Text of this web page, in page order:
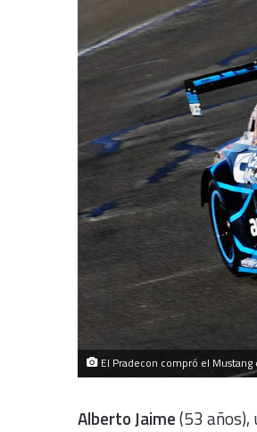
El Pradecon compró el Mustang
Alberto Jaime(53